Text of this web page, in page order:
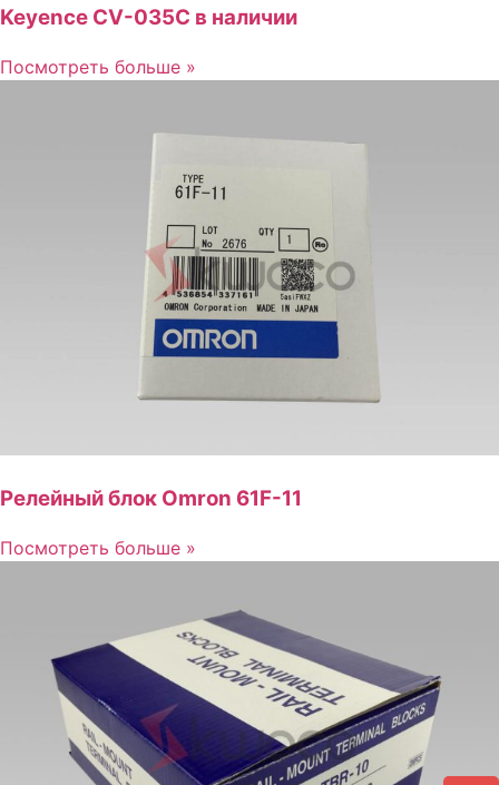
Keyence CV-035C в наличии
Посмотреть больше »
Релейный блок Omron 61F-11
Посмотреть больше »